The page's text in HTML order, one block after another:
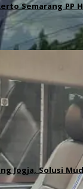
Semarang PP
Jogja, Solusi